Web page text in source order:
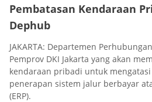
Pembatasan Kendaraan
Dephub
JAKARTA: Departemen
Pemprov DKI Jakarta yang akan
kendaraan pribadi untuk
penerapan sistem jalur berbayar
(ERP).